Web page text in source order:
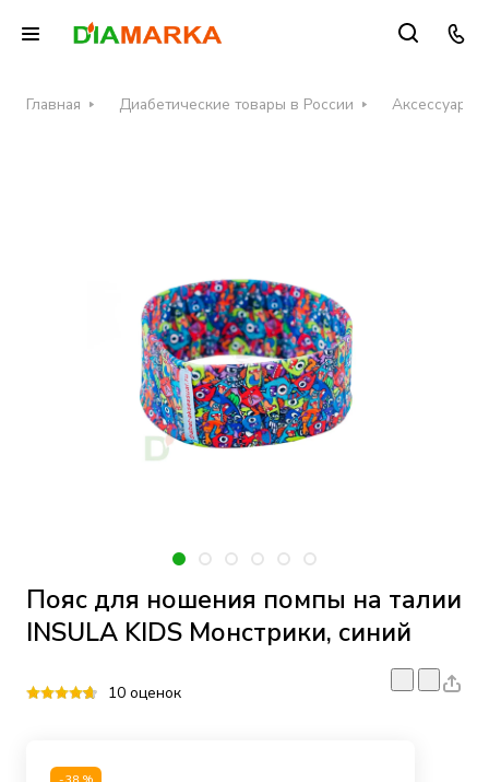
Главная Диабетические товары в России Аксессуары
Пояс для ношения помпы на талии
INSULA KIDS Монстрики, синий
10 оценок